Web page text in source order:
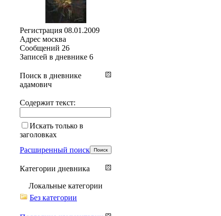
Регистрация 08.01.2009
Адрес москва
Сообщений 26
Записей в дневнике 6
Поиск в дневнике
адамович
Содержит текст:
Искать только в
заголовках
Расширенный поиск
Категории дневника
Локальные категории
Без категории